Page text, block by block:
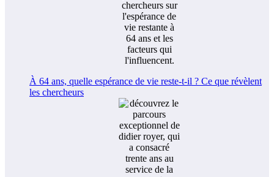
À 64 ans, quelle espérance de vie reste-t-il ? Ce que révèlent
les chercheurs